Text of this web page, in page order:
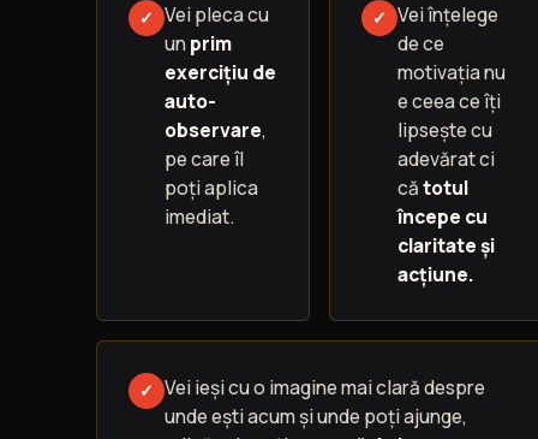
✓
Vei pleca cu
unprim
exercițiu de
auto-
observare,
pe care îl
poți aplica
imediat.
✓
Vei înțelege
de ce
motivația nu
e ceea ce îți
lipsește cu
adevărat ci
cătotul
începe cu
claritate și
acțiune.
✓
Vei ieși cu o imagine mai clară despre
unde ești acum și unde poți ajunge,